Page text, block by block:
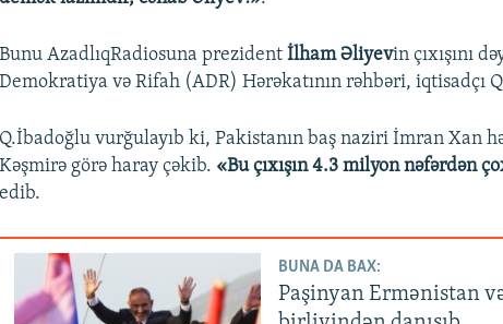
Bunu AzadlıqRadiosuna prezidentİlham Əliyevin çıxışını
Demokratiya və Rifah (ADR) Hərəkatının rəhbəri, iqtisadçı
Q.İbadoğlu vurğulayıb ki, Pakistanın baş naziri İmran Xan
Kəşmirə görə haray çəkib. «Bu çıxışın 4.3 milyon nəfərdən
edib.
BUNA DA BAX:
Paşinyan Ermənistan